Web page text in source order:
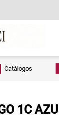
Catálogos
1C